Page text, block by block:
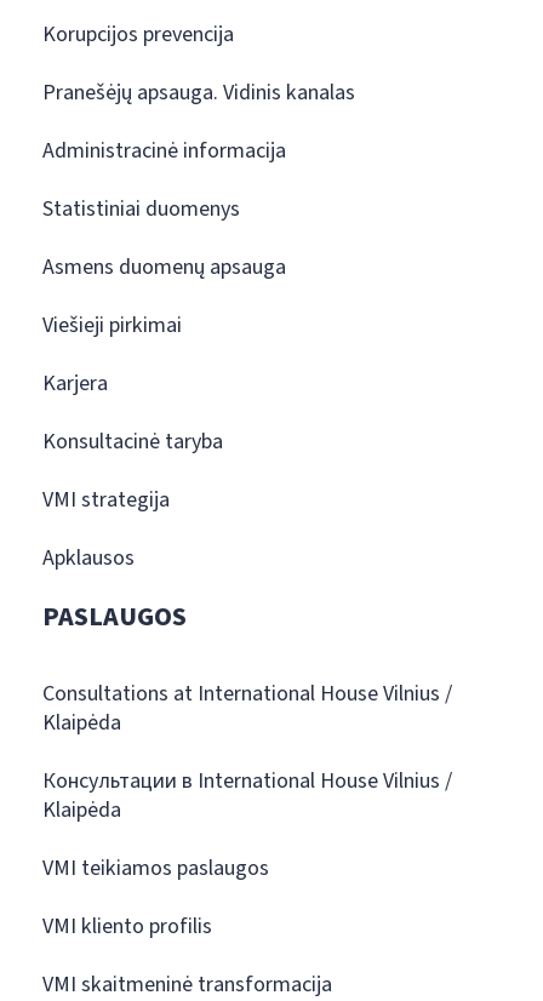
Korupcijos prevencija
Pranešėjų apsauga. Vidinis kanalas
Administracinė informacija
Statistiniai duomenys
Asmens duomenų apsauga
Viešieji pirkimai
Karjera
Konsultacinė taryba
VMI strategija
Apklausos
PASLAUGOS
Consultations at International House Vilnius /
Klaipėda
Консультации в International House Vilnius /
Klaipėda
VMI teikiamos paslaugos
VMI kliento profilis
VMI skaitmeninė transformacija